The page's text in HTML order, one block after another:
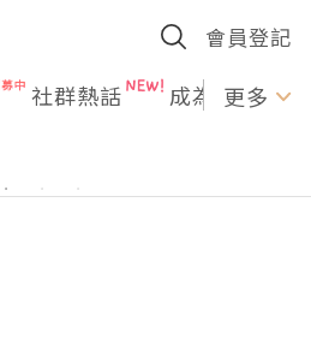
會員登記
社群熱話 成為U更多